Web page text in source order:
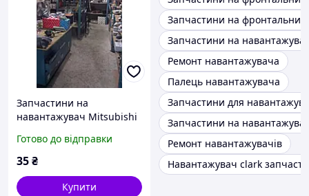
Запчастини на
навантажувач Mitsubishi
Готово до відправки
35₴
Купити
Запчастини на фронтальний
Запчастини на
Ремонт навантажувача
Палець навантажувача
Запчастини для
Запчастини на
Ремонт навантажувачів
Навантажувач clark